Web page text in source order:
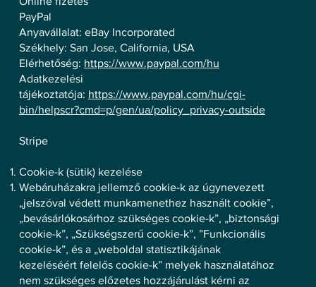
PayPal
Anyavállalat: eBay Incorporated
Székhely: San Jose, California, USA
Elérhetőség: https://www.paypal.com/hu
Adatkezelési
tájékoztatója: https://www.paypal.com/hu/cgi-
bin/helpscr?cmd=p/gen/ua/policy_privacy-outside
Stripe
Cookie-k (sütik) kezelése
Webáruházakra jellemző cookie-k az úgynevezett
„jelszóval védett munkamenethez használt cookie”,
„bevásárlókosárhoz szükséges cookie-k”, „biztonsági
cookie-k”, „Szükségszerű cookie-k”, ”Funkcionális
cookie-k”, és a „weboldal statisztikájának
kezeléséért felelős cookie-k” melyek használatához
nem szükséges előzetes hozzájárulást kérni az